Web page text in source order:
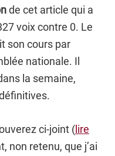
de cet article qui a
voix contre 0. Le
son cours par
nationale. Il
la semaine,
ci-joint ( lire
non retenu, que j’ai